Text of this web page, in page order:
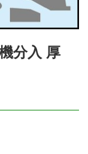
分入 厚